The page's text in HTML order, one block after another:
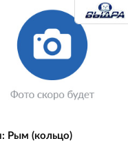
Рым (кольцо)